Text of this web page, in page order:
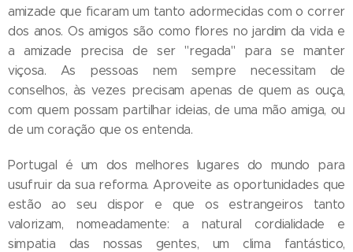
amizade que ficaram um tanto adormecidas com o correr
dos anos. Os amigos são como flores no jardim da vida e
a amizade precisa de ser "regada" para se manter
viçosa. As pessoas nem sempre necessitam de
conselhos, às vezes precisam apenas de quem as ouça,
com quem possam partilhar ideias, de uma mão amiga, ou
de um coração que os entenda.
Portugal é um dos melhores lugares do mundo para
usufruir da sua reforma. Aproveite as oportunidades que
estão ao seu dispor e que os estrangeiros tanto
valorizam, nomeadamente: a natural cordialidade e
simpatia das nossas gentes, um clima fantástico,